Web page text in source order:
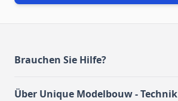
Brauchen Sie Hilfe?
Über Unique Modelbouw - Technik